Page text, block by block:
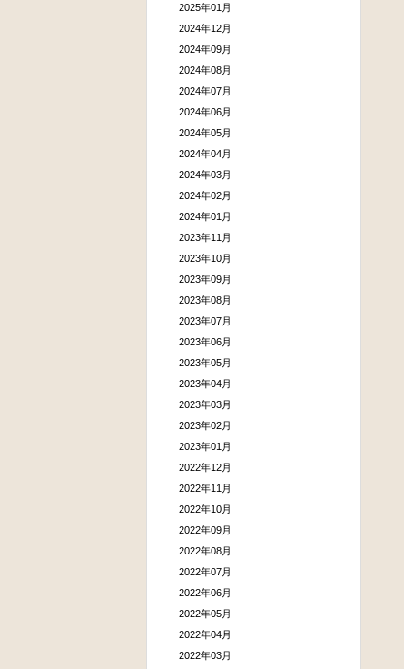
2025年01月
2024年12月
2024年09月
2024年08月
2024年07月
2024年06月
2024年05月
2024年04月
2024年03月
2024年02月
2024年01月
2023年11月
2023年10月
2023年09月
2023年08月
2023年07月
2023年06月
2023年05月
2023年04月
2023年03月
2023年02月
2023年01月
2022年12月
2022年11月
2022年10月
2022年09月
2022年08月
2022年07月
2022年06月
2022年05月
2022年04月
2022年03月